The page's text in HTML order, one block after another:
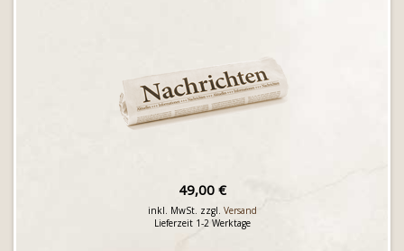
49,00 €
inkl. MwSt. zzgl. Versand
Lieferzeit 1-2 Werktage